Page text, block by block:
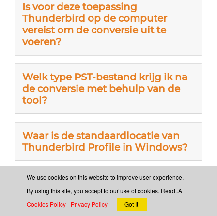
Is voor deze toepassing
Thunderbird op de computer
vereist om de conversie uit te
voeren?
Welk type PST-bestand krijg ik na
de conversie met behulp van de
tool?
Waar is de standaardlocatie van
Thunderbird Profile in Windows?
Ondersteunt deze applicatie het
werken met een Windows10-
computer?
We use cookies on this website to improve user experience.
By using this site, you accept to our use of cookies. Read..Â
Cookies Policy
Privacy Policy Got It.